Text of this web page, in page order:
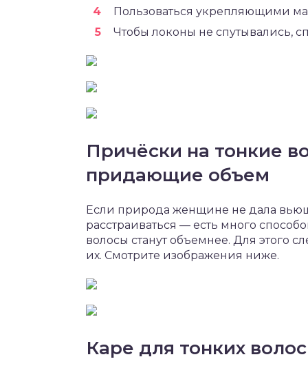
Пользоваться укрепляющими
Чтобы локоны не спутывались,
Причёски на тонкие
придающие объем
Если природа женщине не дала
расстраиваться — есть много
волосы станут объемнее. Для этого
их. Смотрите изображения ниже.
Каре для тонких волос